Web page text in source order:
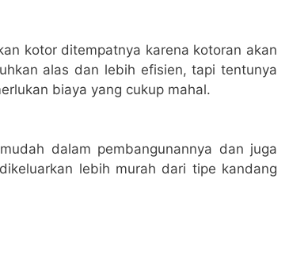
kotor ditempatnya karena kotoran akan
alas dan lebih efisien, tapi tentunya
biaya yang cukup mahal.
dalam pembangunannya dan juga
lebih murah dari tipe kandang